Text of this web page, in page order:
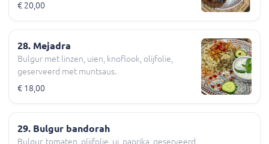
€ 20,00
28. Mejadra
Bulgur met linzen, uien, knoflook, olijfolie,
geserveerd met muntsaus.
€ 18,00
29. Bulgur bandorah
Bulgur, tomaten, olijfolie, ui, paprika, geserveerd